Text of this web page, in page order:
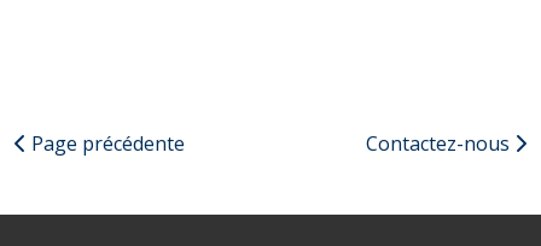
Page précédente Contactez-nous